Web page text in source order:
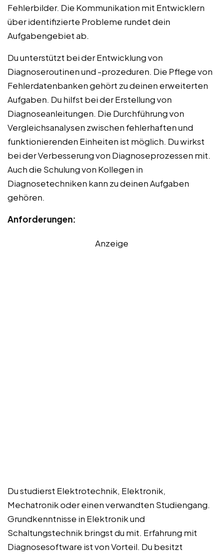
Fehlerbilder. Die Kommunikation mit Entwicklern
über identifizierte Probleme rundet dein
Aufgabengebiet ab.
Du unterstützt bei der Entwicklung von
Diagnoseroutinen und -prozeduren. Die Pflege von
Fehlerdatenbanken gehört zu deinen erweiterten
Aufgaben. Du hilfst bei der Erstellung von
Diagnoseanleitungen. Die Durchführung von
Vergleichsanalysen zwischen fehlerhaften und
funktionierenden Einheiten ist möglich. Du wirkst
bei der Verbesserung von Diagnoseprozessen mit.
Auch die Schulung von Kollegen in
Diagnosetechniken kann zu deinen Aufgaben
gehören.
Anforderungen:
Anzeige
Du studierst Elektrotechnik, Elektronik,
Mechatronik oder einen verwandten Studiengang.
Grundkenntnisse in Elektronik und
Schaltungstechnik bringst du mit. Erfahrung mit
Diagnosesoftware ist von Vorteil. Du besitzt